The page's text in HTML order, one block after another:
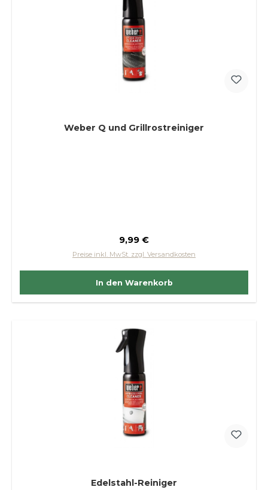
Weber Q und Grillrostreiniger
Regulärer Preis:
9,99 €
Preise inkl. MwSt. zzgl. Versandkosten
In den Warenkorb
Edelstahl-Reiniger